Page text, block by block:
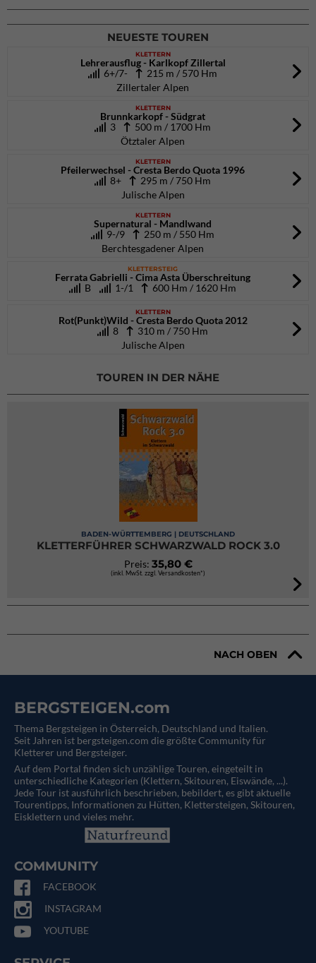
NEUESTE TOUREN
KLETTERN
Lehrerausflug - Karlkopf Zillertal
6+/7-
215 m / 570 Hm
Zillertaler Alpen
KLETTERN
Brunnkarkopf - Südgrat
3
500 m / 1700 Hm
Ötztaler Alpen
KLETTERN
Pfeilerwechsel - Cresta Berdo Quota 1996
8+
295 m / 750 Hm
Julische Alpen
KLETTERN
Supernatural - Mandlwand
9-/9
250 m / 550 Hm
Berchtesgadener Alpen
KLETTERSTEIG
Ferrata Gabrielli - Cima Asta Überschreitung
B
1-/1 600 Hm / 1620 Hm
KLETTERN
Rot(Punkt)Wild - Cresta Berdo Quota 2012
8
310 m / 750 Hm
Julische Alpen
TOUREN IN DER NÄHE
BADEN-WÜRTTEMBERG | DEUTSCHLAND
KLETTERFÜHRER SCHWARZWALD ROCK 3.0
Preis: 35,80 €
(inkl. MwSt. zzgl. Versandkosten*)
NACH OBEN
BERGSTEIGEN.com
Thema Bergsteigen in Österreich, Deutschland und Italien.
Seit Jahren ist bergsteigen.com die größte Community für
Kletterer und Bergsteiger.
Auf dem Portal finden sich unzählige Touren, eingeteilt in
unterschiedliche Kategorien (Klettern, Skitouren, Eiswände, ...).
Jede Tour ist ausführlich beschrieben, bebildert, es gibt aktuelle
Tourentipps, Informationen zu Hütten, Klettersteigen, Skitouren,
Eisklettern und vieles mehr.
COMMUNITY
FACEBOOK
INSTAGRAM
YOUTUBE